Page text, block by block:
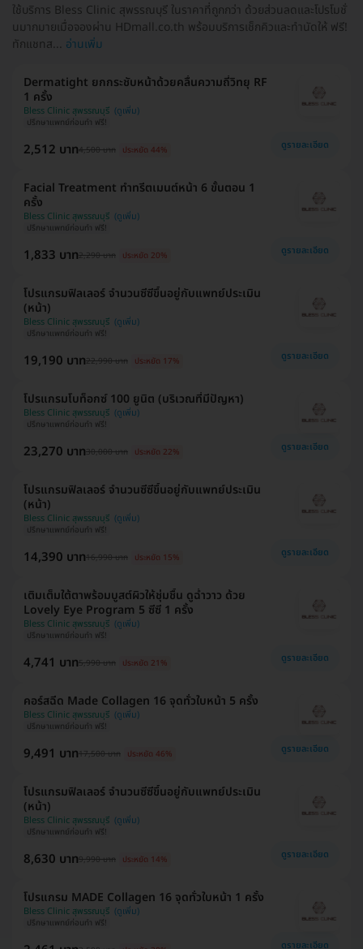
ใช้บริการ Bless Clinic สุพรรณบุรี ในราคาที่ถูกกว่า ด้วยส่วนลดและโปรโมชั่
นมากมายเมื่อจองผ่าน HDmall.co.th พร้อมบริการเช็กคิวและทำนัดให้ ฟรี!
ทักแชทส... อ่านเพิ่ม
ปรึกษาแพทย์ก่อนทำ ฟรี!
Dermatight ยกกระชับหน้าด้วยคลื่นความถี่วิทยุ RF
1 ครั้ง
Bless Clinic สุพรรณบุรี
2,512 บาท4,500 บาท ประหยัด 44% ดูรายละเอียด
ปรึกษาแพทย์ก่อนทำ ฟรี!
Facial Treatment ทำทรีตเมนต์หน้า 6 ขั้นตอน 1
ครั้ง
Bless Clinic สุพรรณบุรี
1,833 บาท2,290 บาท ประหยัด 20% ดูรายละเอียด
ปรึกษาแพทย์ก่อนทำ ฟรี!
โปรแกรมฟิลเลอร์ จำนวนซีซีขึ้นอยู่กับแพทย์ประเมิน
(หน้า)
Bless Clinic สุพรรณบุรี
19,190 บาท22,990 บาท ประหยัด 17% ดูรายละเอียด
ปรึกษาแพทย์ก่อนทำ ฟรี!
โปรแกรมโบท็อกซ์ 100 ยูนิต (บริเวณที่มีปัญหา)
Bless Clinic สุพรรณบุรี
23,270 บาท30,000 บาท ประหยัด 22% ดูรายละเอียด
ปรึกษาแพทย์ก่อนทำ ฟรี!
โปรแกรมฟิลเลอร์ จำนวนซีซีขึ้นอยู่กับแพทย์ประเมิน
(หน้า)
Bless Clinic สุพรรณบุรี
14,390 บาท16,990 บาท ประหยัด 15% ดูรายละเอียด
ปรึกษาแพทย์ก่อนทำ ฟรี!
เติมเต็มใต้ตาพร้อมบูสต์ผิวให้ชุ่มชื้น ดูฉ่ำวาว ด้วย
Lovely Eye Program 5 ซีซี 1 ครั้ง
Bless Clinic สุพรรณบุรี
4,741 บาท5,990 บาท ประหยัด 21% ดูรายละเอียด
ปรึกษาแพทย์ก่อนทำ ฟรี!
คอร์สฉีด Made Collagen 16 จุดทั่วใบหน้า 5 ครั้ง
Bless Clinic สุพรรณบุรี
9,491 บาท17,500 บาท ประหยัด 46% ดูรายละเอียด
ปรึกษาแพทย์ก่อนทำ ฟรี!
โปรแกรมฟิลเลอร์ จำนวนซีซีขึ้นอยู่กับแพทย์ประเมิน
(หน้า)
Bless Clinic สุพรรณบุรี
8,630 บาท9,990 บาท ประหยัด 14% ดูรายละเอียด
ปรึกษาแพทย์ก่อนทำ ฟรี!
โปรแกรม MADE Collagen 16 จุดทั่วใบหน้า 1 ครั้ง
Bless Clinic สุพรรณบุรี
ดูรายละเอียด